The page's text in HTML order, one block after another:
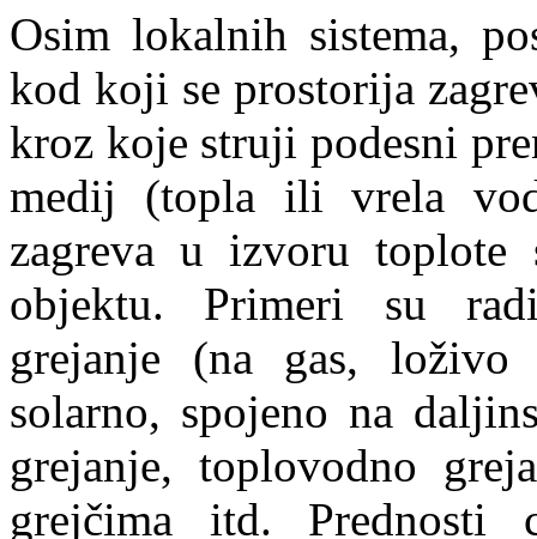
Osim lokalnih sistema,
kod koji se prostorija
kroz koje struji podesni
medij (topla ili vrela
zagreva u izvoru toplote
objektu. Primeri su
grejanje (na gas,
solarno, spojeno na
grejanje, toplovodno
grejčima itd. Prednosti